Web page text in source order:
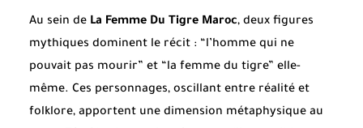
Au sein de La Femme Du Tigre Maroc, deux figures
mythiques dominent le récit : “l’homme qui ne
pouvait pas mourir” et “la femme du tigre” elle-
même. Ces personnages, oscillant entre réalité et
folklore, apportent une dimension métaphysique au